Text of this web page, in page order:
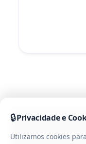
🔒Privacidade e
Utilizamos cookies